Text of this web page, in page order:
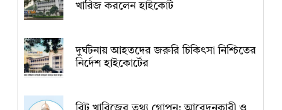
খারিজ করলেন হাইকোর্ট
দুর্ঘটনায় আহতদের জরুরি চিকিৎসা নিশ্চিতের
নির্দেশ হাইকোর্টের